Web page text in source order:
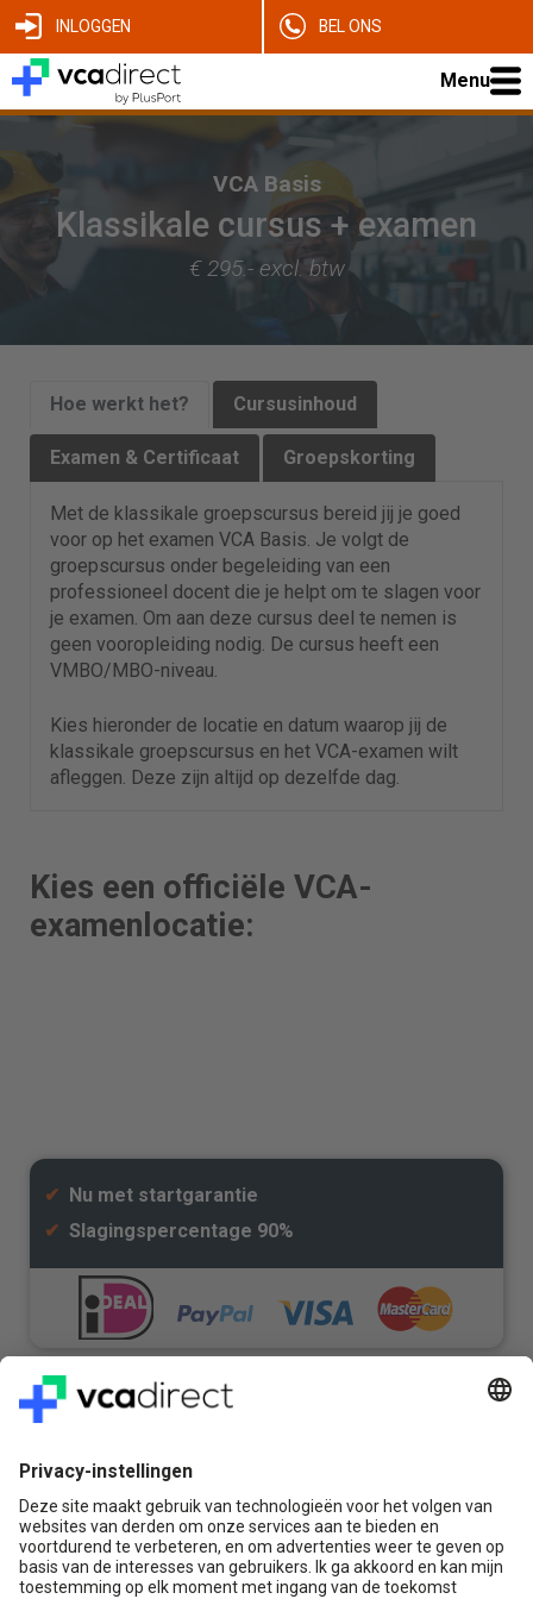
INLOGGEN BEL ONS
Menu
VCA Basis
Klassikale cursus + examen
€ 295.- excl. btw
Hoe werkt het? Cursusinhoud
Examen & Certificaat Groepskorting
Met de klassikale groepscursus bereid jij je goed
voor op het examen VCA Basis. Je volgt de
groepscursus onder begeleiding van een
professioneel docent die je helpt om te slagen voor
je examen. Om aan deze cursus deel te nemen is
geen vooropleiding nodig. De cursus heeft een
VMBO/MBO-niveau.
Kies hieronder de locatie en datum waarop jij de
klassikale groepscursus en het VCA-examen wilt
afleggen. Deze zijn altijd op dezelfde dag.
Kies een officiële VCA-
examenlocatie:
✔ Nu met startgarantie
✔ Slagingspercentage 90%
Vragen? Bel ons gerust:
+31(0)85 0719 500
of stuur ons een e-mail